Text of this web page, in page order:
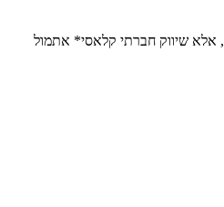
בזמן שיותר ויותר עסקים מחפשים את הדרך לייצר שינוי חברתי חיובי, צומחות הזדמנויות מענינות לכך בשדה השיווק החברתי. שימו לב: לא שיווק ברשתות חברתיות, לא cause marketing, אלא שיווק חברתי קלאסי* אתמול